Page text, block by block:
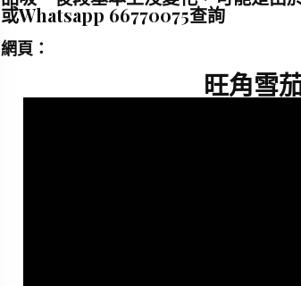
或Whatsapp 66770075查詢
網頁：
旺角雪